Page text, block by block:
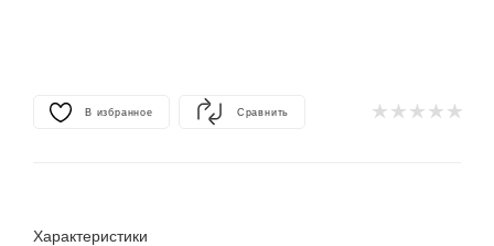
В избранное Сравнить
Характеристики